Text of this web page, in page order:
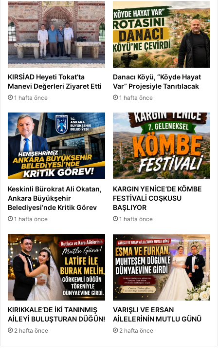
KIRSİAD Heyeti Tokat’ta
Manevi Değerleri Ziyaret Etti
1 hafta önce
Danacı Köyü, “Köyde Hayat
Var” Projesiyle Tanıtılacak
1 hafta önce
Keskinli Bürokrat Ali Okatan,
Ankara Büyükşehir
Belediyesi’nde Kritik Görev
1 hafta önce
KARGIN YENİCE’DE KÖMBE
FESTİVALİ COŞKUSU
BAŞLIYOR
1 hafta önce
KIRIKKALE’DE İKİ TANINMIŞ
AİLEYİ BULUŞTURAN DÜĞÜN!
2 hafta önce
VARIŞLI VE ERSAN
AİLELERİNİN MUTLU GÜNÜ
2 hafta önce